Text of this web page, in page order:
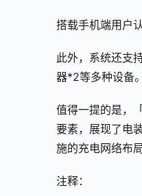
搭载手机端用户
此外，系统还支
器*2等多种设备。
值得一提的是，
要素，展现了电
施的充电网络布
注释：